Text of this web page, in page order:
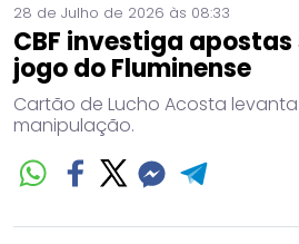
28 de Julho de 2026 às 08:33
CBF investiga
jogo do Fluminense
Cartão de Lucho Acosta
manipulação.